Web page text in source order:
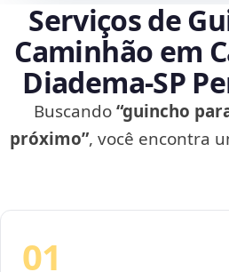
Serviços de
Caminhão em
Diadema‑SP
Buscando“guincho
próximo”, você encontra
01